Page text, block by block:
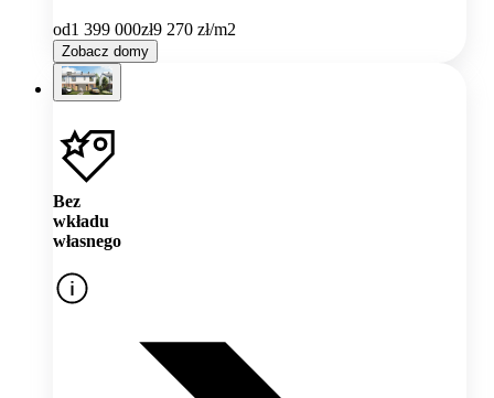
od1 399 000zł9 270 zł/m2
Zobacz domy
Bez
wkładu
własnego